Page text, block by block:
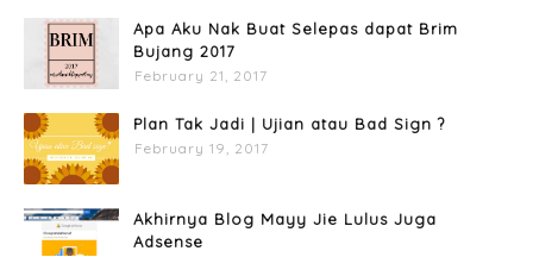
Apa Aku Nak Buat Selepas dapat Brim
Bujang 2017
February 21, 2017
Plan Tak Jadi | Ujian atau Bad Sign ?
February 19, 2017
Akhirnya Blog Mayy Jie Lulus Juga
Adsense